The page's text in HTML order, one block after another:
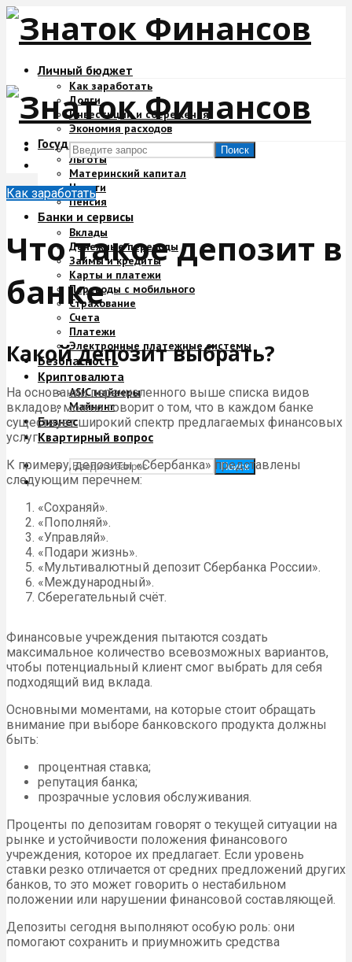
Личный бюджет
Как заработать
Долги
Инвестиции и сбережения
Экономия расходов
Государство и деньги
Льготы
Материнский капитал
Налоги
Пенсия
Банки и сервисы
Вклады
Денежные переводы
Займы и кредиты
Карты и платежи
Переводы с мобильного
Страхование
Счета
Платежи
Электронные платежные системы
Безопасность
Криптовалюта
ASIC майнеры
Майнинг
Бизнес
Квартирный вопрос
Поиск
Поиск
Как заработать
Что такое депозит в
банке
Какой депозит выбрать?
На основании перечисленного выше списка видов
вкладов, можно говорит о том, что в каждом банке
существует широкий спектр предлагаемых финансовых
услуг.
К примеру, депозиты «Сбербанка» представлены
следующим перечнем:
«Сохраняй».
«Пополняй».
«Управляй».
«Подари жизнь».
«Мультивалютный депозит Сбербанка России».
«Международный».
Сберегательный счёт.
Финансовые учреждения пытаются создать
максимальное количество всевозможных вариантов,
чтобы потенциальный клиент смог выбрать для себя
подходящий вид вклада.
Основными моментами, на которые стоит обращать
внимание при выборе банковского продукта должны
быть:
процентная ставка;
репутация банка;
прозрачные условия обслуживания.
Проценты по депозитам говорят о текущей ситуации на
рынке и устойчивости положения финансового
учреждения, которое их предлагает. Если уровень
ставки резко отличается от средних предложений других
банков, то это может говорить о нестабильном
положении или нарушении финансовой составляющей.
Депозиты сегодня выполняют особую роль: они
помогают сохранить и приумножить средства